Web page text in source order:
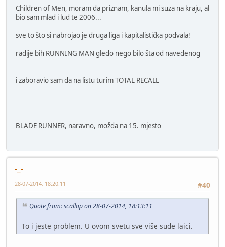
Children of Men, moram da priznam, kanula mi suza na kraju, al
bio sam mlad i lud te 2006...
sve to što si nabrojao je druga liga i kapitalistička podvala!
radije bih RUNNING MAN gledo nego bilo šta od navedenog
i zaboravio sam da na listu turim TOTAL RECALL
BLADE RUNNER, naravno, možda na 15. mjesto
-_-
#40
28-07-2014, 18:20:11
Quote from: scallop on 28-07-2014, 18:13:11
To i jeste problem. U ovom svetu sve više sude laici.